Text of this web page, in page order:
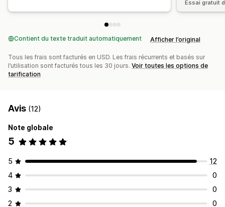
Essai gratuit
Contient du texte traduit automatiquement Afficher l’original
Tous les frais sont facturés en USD. Les frais récurrents et basés sur
l’utilisation sont facturés tous les 30 jours. Voir toutes les options de
tarification
Avis (12)
Note globale
5
5
12
4
0
3
0
2
0